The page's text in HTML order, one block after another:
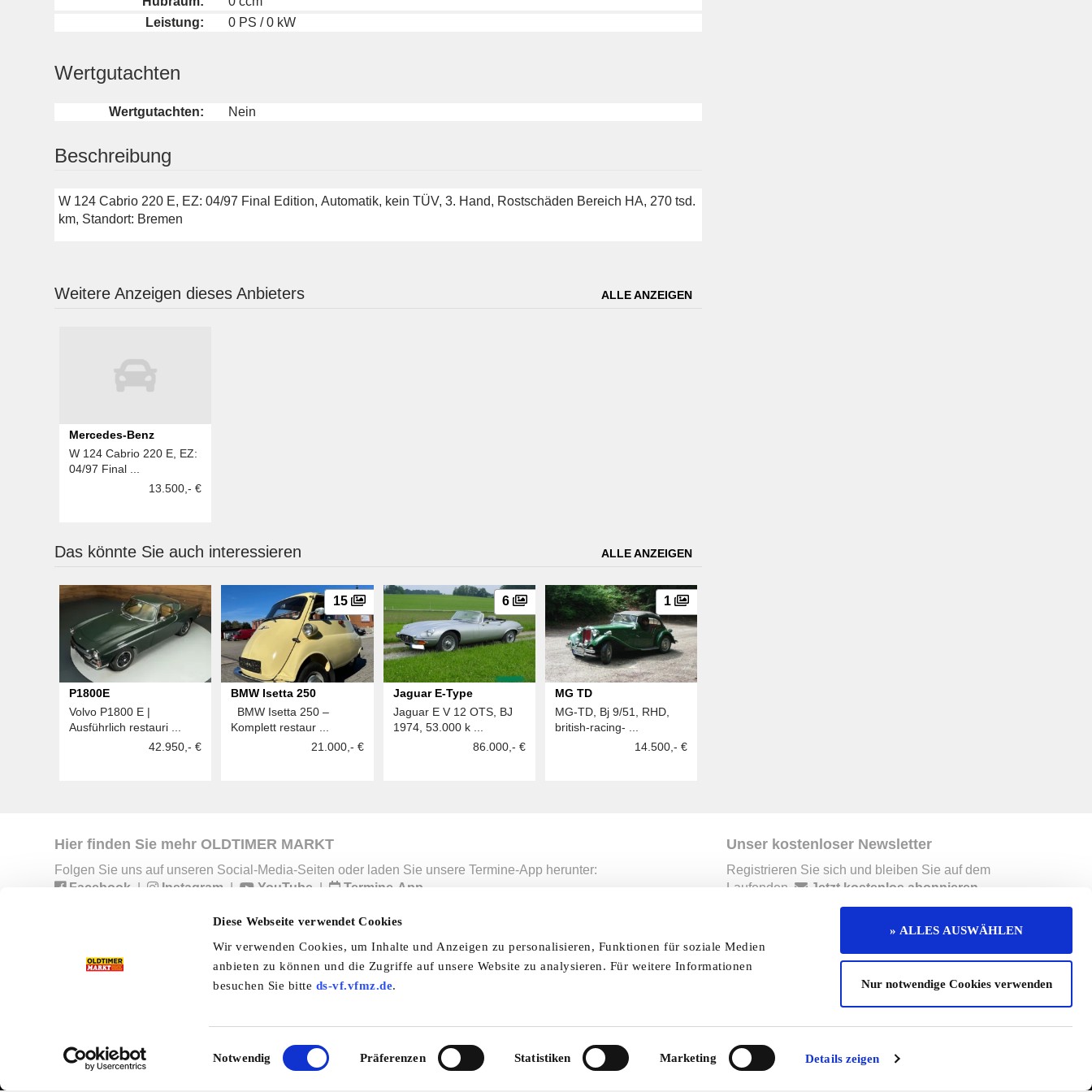
Diese Webseite verwendet Cookies
Wir verwenden Cookies, um Inhalte und Anzeigen zu personalisieren, Funktionen für soziale Medien
anbieten zu können und die Zugriffe auf unsere Website zu analysieren. Für weitere Informationen
besuchen Sie bitte ds-vf.vfmz.de.
Einwilligungsauswahl
Notwendig Präferenzen Statistiken Marketing Details zeigen
» ALLES AUSWÄHLEN
Nur notwendige Cookies verwenden
Leistung:
0 PS / 0 kW
Wertgutachten
Wertgutachten: Nein
Beschreibung
W 124 Cabrio 220 E, EZ: 04/97 Final Edition, Automatik, kein TÜV, 3. Hand, Rostschäden Bereich HA, 270 tsd.
km, Standort: Bremen
Weitere Anzeigen dieses Anbieters ALLE ANZEIGEN
Mercedes-Benz
W 124 Cabrio 220 E, EZ:
04/97 Final ...
13.500,- €
Das könnte Sie auch interessieren ALLE ANZEIGEN
P1800E
Volvo P1800 E |
Ausführlich restauri ...
42.950,- €
15
BMW Isetta 250
BMW Isetta 250 –
Komplett restaur ...
21.000,- €
6
Jaguar E-Type
Jaguar E V 12 OTS, BJ
1974, 53.000 k ...
86.000,- €
1
MG TD
MG-TD, Bj 9/51, RHD,
british-racing- ...
14.500,- €
Hier finden Sie mehr OLDTIMER MARKT
Folgen Sie uns auf unseren Social-Media-Seiten oder laden Sie unsere Termine-App herunter:
Facebook | Instagram | YouTube | Termine-App
Unser kostenloser Newsletter
Registrieren Sie sich und bleiben Sie auf dem
Laufenden.
Jetzt kostenlos abonnieren
Preisliste AGB Datenschutzerklärung Kontakt Mediadaten Jobs
Branchenbuch Shop Abo Redaktionelle Seite Cookies
© 2026 by oldtimer-markt.de. Alle Rechte vorbehalten
VF Verlagsgesellschaft mbH